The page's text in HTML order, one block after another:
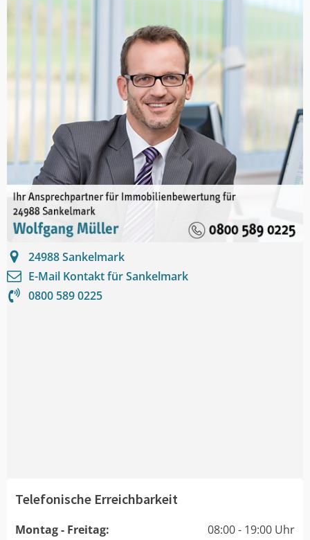
24988Sankelmark
E-Mail Kontakt fürSankelmark
0800 589 0225
Telefonische Erreichbarkeit
Montag - Freitag:
08:00 - 19:00 Uhr